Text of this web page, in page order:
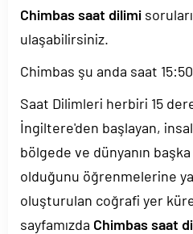
Chimbas saat dilimi
ulaşabilirsiniz.
Chimbas şu anda saat
Saat Dilimleri herbiri 15
İngiltere'den başlayan,
bölgede ve dünyanın
olduğunu öğrenmelerine
oluşturulan coğrafi yer
sayfamızda Chimbas saat